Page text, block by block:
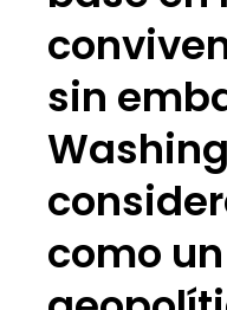
sin
como